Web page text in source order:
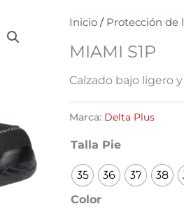
Inicio/ Protección de
MIAMI S1P
Calzado bajo ligero
Marca: Delta Plus
Talla Pie
35 36 37 38
Color